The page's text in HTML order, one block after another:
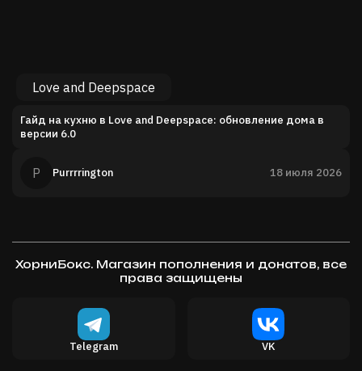
Love and Deepspace
Гайд на кухню в Love and Deepspace: обновление дома в
версии 6.0
P Purrrrington 18 июля 2026
ХорниБокс. Магазин пополнения и донатов, все
права защищены
Telegram VK